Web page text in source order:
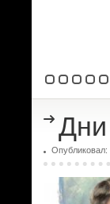
Дни
Опубликовал: